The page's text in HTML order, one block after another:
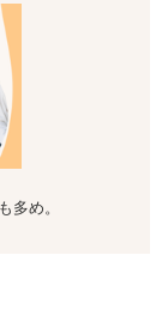
多め。